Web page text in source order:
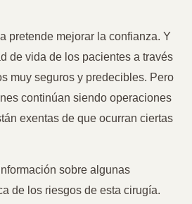
pretende mejorar la confianza. Y
de vida de los pacientes a través
muy seguros y predecibles. Pero
continúan siendo operaciones
exentas de que ocurran ciertas
sobre algunas
de los riesgos de esta cirugía.